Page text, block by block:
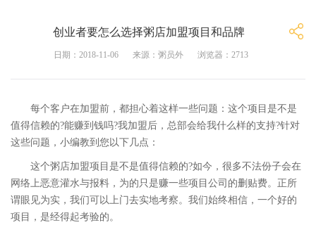
创业者要怎么选择粥店加盟项目和品牌
日期：2018-11-06 来源：粥员外 浏览器：2713
每个客户在加盟前，都担心着这样一些问题：这个项目是不是
值得信赖的?能赚到钱吗?我加盟后，总部会给我什么样的支持?针对
这些问题，小编教到您以下几点：
这个粥店加盟项目是不是值得信赖的?如今，很多不法份子会在
网络上恶意灌水与报料，为的只是赚一些项目公司的删贴费。正所
谓眼见为实，我们可以上门去实地考察。我们始终相信，一个好的
项目，是经得起考验的。